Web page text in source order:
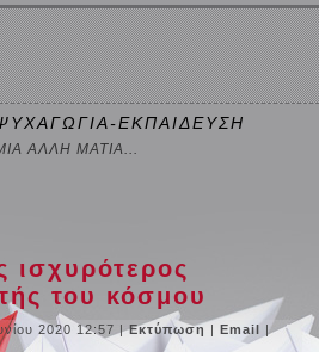
ΕΚΠΑΙΔΕΥΣΗ
ΑΛΛΗ ΜΑΤΙΑ...
ισχυρότερος
του κόσμου
2020 12:57 |Εκτύπωση |Email |